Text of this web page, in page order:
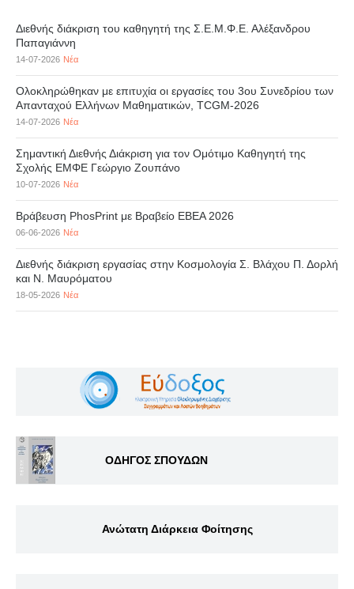
Διεθνής διάκριση του καθηγητή της Σ.Ε.Μ.Φ.Ε. Αλέξανδρου
Παπαγιάννη
14-07-2026 Νέα
Ολοκληρώθηκαν με επιτυχία οι εργασίες του 3ου Συνεδρίου των
Απανταχού Ελλήνων Μαθηματικών, TCGM-2026
14-07-2026 Νέα
Σημαντική Διεθνής Διάκριση για τον Ομότιμο Καθηγητή της
Σχολής ΕΜΦΕ Γεώργιο Ζουπάνο
10-07-2026 Νέα
Βράβευση PhosPrint με Βραβείο ΕΒΕΑ 2026
06-06-2026 Νέα
Διεθνής διάκριση εργασίας στην Κοσμολογία Σ. Βλάχου Π. Δορλή
και Ν. Μαυρόματου
18-05-2026 Νέα
ΟΔΗΓΟΣ ΣΠΟΥΔΩΝ
Ανώτατη Διάρκεια Φοίτησης